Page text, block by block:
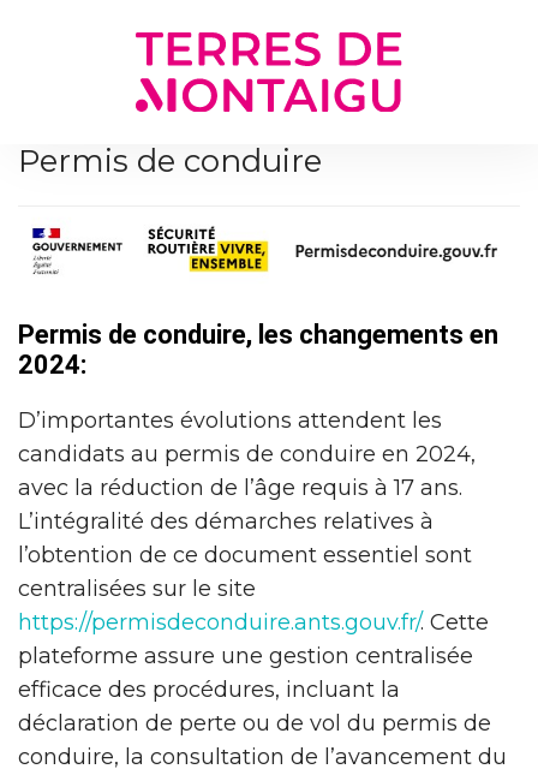
Permis de conduire
Permis de conduire, les changements en
2024:
D’importantes évolutions attendent les
candidats au permis de conduire en 2024,
avec la réduction de l’âge requis à 17 ans.
L’intégralité des démarches relatives à
l’obtention de ce document essentiel sont
centralisées sur le site
https://permisdeconduire.ants.gouv.fr/. Cette
plateforme assure une gestion centralisée
efficace des procédures, incluant la
déclaration de perte ou de vol du permis de
conduire, la consultation de l’avancement du